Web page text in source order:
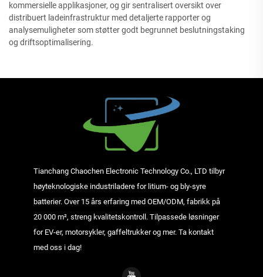
kommersielle applikasjoner, og gir sentralisert oversikt over
distribuert ladeinfrastruktur med detaljerte rapporter og
analysemuligheter som støtter godt begrunnet beslutningstaking
og driftsoptimalisering.
Tianchang Chaochen Electronic Technology Co., LTD tilbyr
høyteknologiske industriladere for litium- og bly-syre
batterier. Over 15 års erfaring med OEM/ODM, fabrikk på
20 000 m², streng kvalitetskontroll. Tilpassede løsninger
for EV-er, motorsykler, gaffeltrukker og mer. Ta kontakt
med oss i dag!